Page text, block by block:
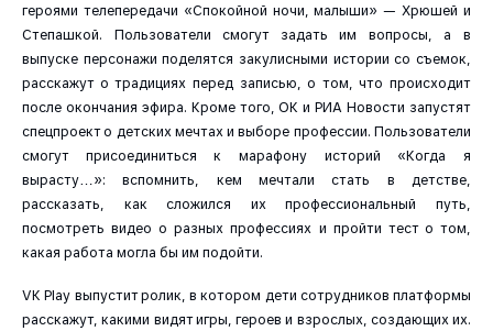
героями телепередачи «Спокойной ночи, малыши» — Хрюшей и
Степашкой. Пользователи смогут задать им вопросы, а в
выпуске персонажи поделятся закулисными истории со съемок,
расскажут о традициях перед записью, о том, что происходит
после окончания эфира. Кроме того, ОК и РИА Новости запустят
спецпроект о детских мечтах и выборе профессии. Пользователи
смогут присоединиться к марафону историй «Когда я
вырасту…»: вспомнить, кем мечтали стать в детстве,
рассказать, как сложился их профессиональный путь,
посмотреть видео о разных профессиях и пройти тест о том,
какая работа могла бы им подойти.
VK Play выпустит ролик, в котором дети сотрудников платформы
расскажут, какими видят игры, героев и взрослых, создающих их.